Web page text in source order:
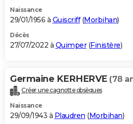
Naissance
29/01/1956 à Guiscriff(Morbihan)
Décès
27/07/2022 à Quimper(Finistère)
Germaine KERHERVE (78
Créer une cagnotte obsèques
Naissance
29/09/1943 à Plaudren (Morbihan)